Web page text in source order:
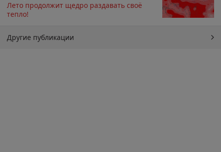
Лето продолжит щедро раздавать своё
тепло!
Другие публикации